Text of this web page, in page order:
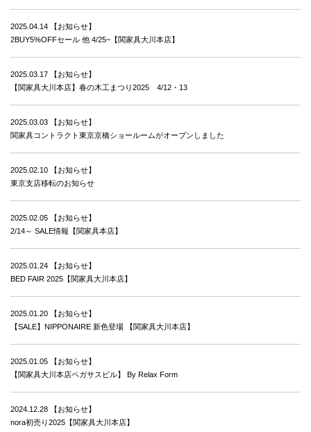
2025.04.14
【お知らせ】
2BUY5%OFFセール 他 4/25~【関家具大川本店】
2025.03.17
【お知らせ】
【関家具大川本店】春の木工まつり2025 4/12・13
2025.03.03
【お知らせ】
関家具コントラクト東京京橋ショールームがオープンしました
2025.02.10
【お知らせ】
東京支店移転のお知らせ
2025.02.05
【お知らせ】
2/14～ SALE情報【関家具本店】
2025.01.24
【お知らせ】
BED FAIR 2025【関家具大川本店】
2025.01.20
【お知らせ】
【SALE】NIPPONAIRE 新色登場 【関家具大川本店】
2025.01.05
【お知らせ】
【関家具大川本店ペガサスビル】 By Relax Form
2024.12.28
【お知らせ】
nora初売り2025【関家具大川本店】